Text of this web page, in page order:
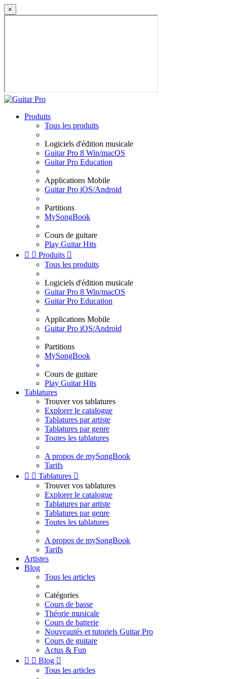
×
Produits
Tous les produits
Logiciels d'édition musicale
Guitar Pro 8 Win/macOS
Guitar Pro Education
Applications Mobile
Guitar Pro iOS/Android
Partitions
MySongBook
Cours de guitare
Play Guitar Hits
  Produits 
Tous les produits
Logiciels d'édition musicale
Guitar Pro 8 Win/macOS
Guitar Pro Education
Applications Mobile
Guitar Pro iOS/Android
Partitions
MySongBook
Cours de guitare
Play Guitar Hits
Tablatures
Trouver vos tablatures
Explorer le catalogue
Tablatures par artiste
Tablatures par genre
Toutes les tablatures
A propos de mySongBook
Tarifs
  Tablatures 
Trouver vos tablatures
Explorer le catalogue
Tablatures par artiste
Tablatures par genre
Toutes les tablatures
A propos de mySongBook
Tarifs
Artistes
Blog
Tous les articles
Catégories
Cours de basse
Théorie musicale
Cours de batterie
Nouveautés et tutoriels Guitar Pro
Cours de guitare
Actus & Fun
  Blog 
Tous les articles